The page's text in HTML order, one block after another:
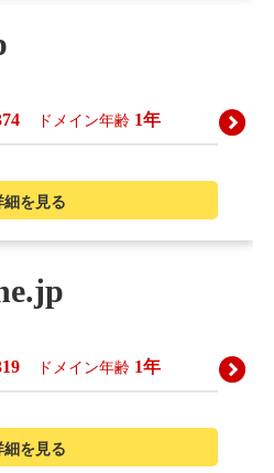
細を見る
ドメイン年齢 1年
細を見る
ドメイン年齢 1年